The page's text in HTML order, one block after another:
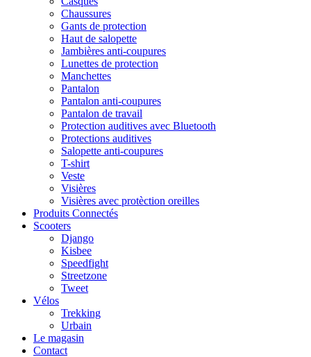
Chaussures
Gants de protection
Haut de salopette
Jambières anti-coupures
Lunettes de protection
Manchettes
Pantalon
Pantalon anti-coupures
Pantalon de travail
Protection auditives avec Bluetooth
Protections auditives
Salopette anti-coupures
T-shirt
Veste
Visières
Visières avec protèction oreilles
Produits Connectés
Scooters
Django
Kisbee
Speedfight
Streetzone
Tweet
Vélos
Trekking
Urbain
Le magasin
Contact